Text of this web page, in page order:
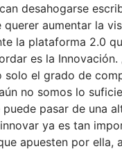
desahogarse
querer aumentar la
la plataforma 2.0
es la
solo el grado de
no somos lo
pasar de una
ya es tan
apuesten por ella,